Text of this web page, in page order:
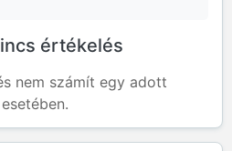
értékelés
nem számít egy adott